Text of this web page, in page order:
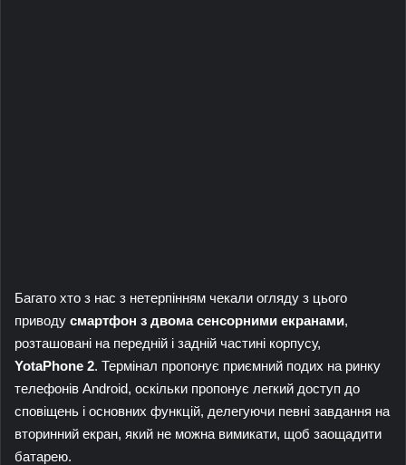
Багато хто з нас з нетерпінням чекали огляду з цього
приводу смартфон з двома сенсорними екранами,
розташовані на передній і задній частині корпусу,
YotaPhone 2. Термінал пропонує приємний подих на ринку
телефонів Android, оскільки пропонує легкий доступ до
сповіщень і основних функцій, делегуючи певні завдання на
вторинний екран, який не можна вимикати, щоб заощадити
батарею.